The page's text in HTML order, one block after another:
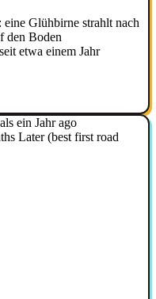
Glühbirne strahlt nach
den Boden
etwa einem Jahr
ein Jahr ago